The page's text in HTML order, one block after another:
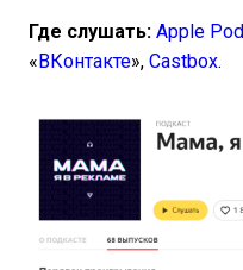
Где слушать: Apple
«ВКонтакте», Castbox.